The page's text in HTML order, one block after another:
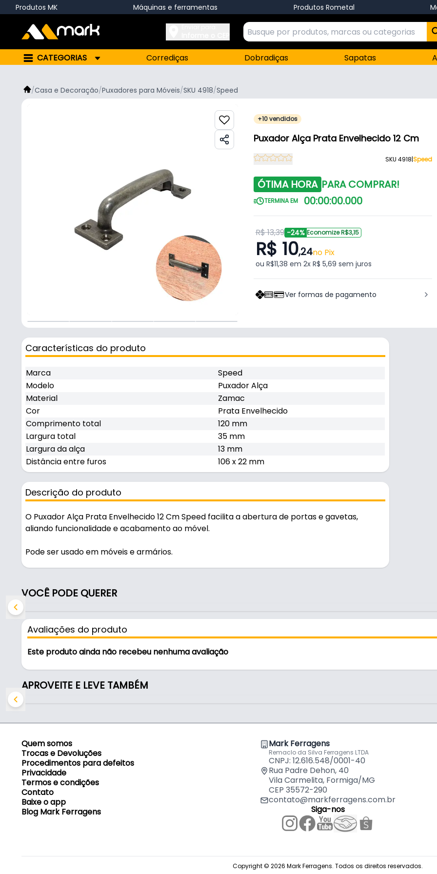
Produtos MK Máquinas e ferramentas Produtos Rometal
CATEGORIAS Corrediças Dobradiças Sapatas
/Casa e Decoração/Puxadores para Móveis/SKU 4918/Speed
+10 vendidos
Puxador Alça Prata Envelhecido 12 Cm
SKU 4918|Speed
ÓTIMA HORA PARA COMPRAR!
TERMINA EM 00:00:00.000
R$ 13,39 -24% Economize R$3,15
R$ 10,24no Pix
ou R$11,38 em 2x R$ 5,69 sem juros
Ver formas de pagamento
Características do produto
Marca
Speed
Modelo
Puxador Alça
Material
Zamac
Cor
Prata Envelhecido
Comprimento total
120 mm
Largura total
35 mm
Largura da alça
13 mm
Distância entre furos
106 x 22 mm
Descrição do produto
O Puxador Alça Prata Envelhecido 12 Cm Speed facilita a abertura de portas e gavetas,
aliando funcionalidade e acabamento ao móvel.
Pode ser usado em móveis e armários.
Características:
- Modelo: Puxador Alça
- Material: Zamac
- Comprimento total: 120 mm
- Largura total: 35 mm
- Largura da alça: 13 mm
- Distância entre furos: 106 x 22 mm
VOCÊ PODE QUERER
Avaliações do produto
Este produto ainda não recebeu nenhuma avaliação
APROVEITE E LEVE TAMBÉM
Quem somos
Trocas e Devoluções
Procedimentos para defeitos
Privacidade
Termos e condições
Contato
Baixe o app
Blog Mark Ferragens
Mark Ferragens
Remaclo da Silva Ferragens LTDA
CNPJ: 12.616.548/0001-40
Rua Padre Dehon, 40
Vila Carmelita, Formiga/MG
CEP 35572-290
contato@markferragens.com.br
Siga-nos
Copyright © 2026 Mark Ferragens. Todos os direitos reservados.